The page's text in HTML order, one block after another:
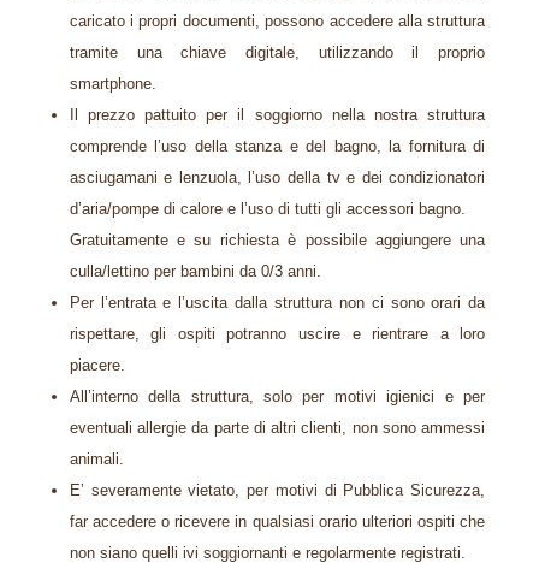
caricato i propri documenti, possono accedere alla struttura
tramite una chiave digitale, utilizzando il proprio
smartphone.
Il prezzo pattuito per il soggiorno nella nostra struttura
comprende l’uso della stanza e del bagno, la fornitura di
asciugamani e lenzuola, l’uso della tv e dei condizionatori
d’aria/pompe di calore e l’uso di tutti gli accessori bagno.
Gratuitamente e su richiesta è possibile aggiungere una
culla/lettino per bambini da 0/3 anni.
Per l’entrata e l’uscita dalla struttura non ci sono orari da
rispettare, gli ospiti potranno uscire e rientrare a loro
piacere.
All’interno della struttura, solo per motivi igienici e per
eventuali allergie da parte di altri clienti, non sono ammessi
animali.
E’ severamente vietato, per motivi di Pubblica Sicurezza,
far accedere o ricevere in qualsiasi orario ulteriori ospiti che
non siano quelli ivi soggiornanti e regolarmente registrati.